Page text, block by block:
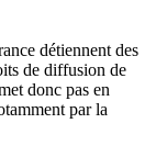
détiennent des
de diffusion de
donc pas en
par la